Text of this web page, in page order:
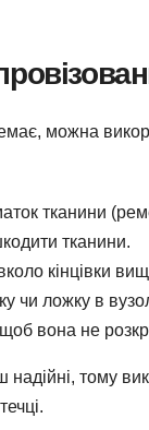
можна
тканини
тканини.
кінцівки
чи ложку в
вона не
надійні, тому